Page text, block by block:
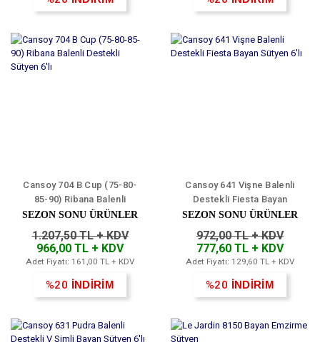
Cansoy 704 B Cup (75-80-
85-90) Ribana Balenli
Destekli Sütyen 6'lı
SEZON SONU ÜRÜNLER
1.207,50 TL + KDV
966,00 TL + KDV
Adet Fiyatı: 161,00 TL + KDV
%20 İNDİRİM
Cansoy 641 Vişne Balenli
Destekli Fiesta Bayan
Sütyen 6'lı
SEZON SONU ÜRÜNLER
972,00 TL + KDV
777,60 TL + KDV
Adet Fiyatı: 129,60 TL + KDV
%20 İNDİRİM